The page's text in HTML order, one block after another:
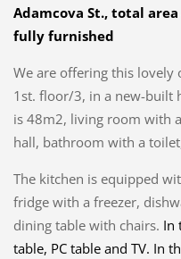
Adamcova St., total
fully furnished
We are offering this
1st. floor/3, in a new-built
is 48m2, living room with
hall, bathroom with a
The kitchen is equipped
fridge with a freezer,
dining table with chairs. In
table, PC table and TV. In